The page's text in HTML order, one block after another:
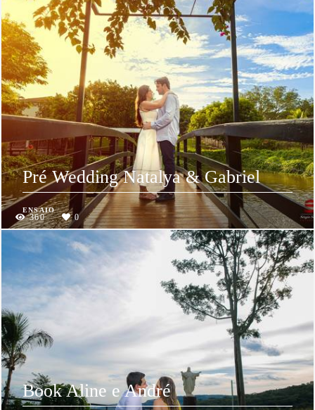
Pré Wedding Natalya & Gabriel
ENSAIO
360 0
Book Aline e André